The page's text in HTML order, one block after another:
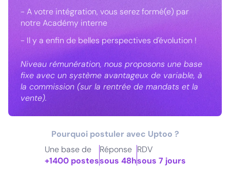
- A votre intégration, vous serez formé(e) par
notre Académy interne
- Il y a enfin de belles perspectives d'évolution !
Niveau rémunération, nous proposons une base
fixe avec un système avantageux de variable, à
la commission (sur la rentrée de mandats et la
vente).
Pourquoi postuler avec Uptoo ?
Une base de
+1400 postes
Réponse
sous 48h
RDV
sous 7 jours